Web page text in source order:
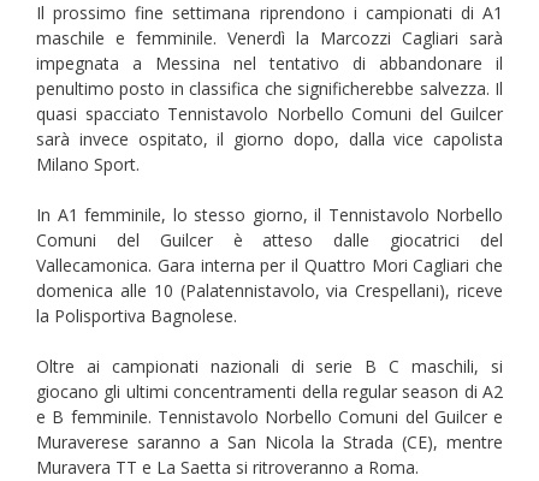
Il prossimo fine settimana riprendono i campionati di A1
maschile e femminile. Venerdì la Marcozzi Cagliari sarà
impegnata a Messina nel tentativo di abbandonare il
penultimo posto in classifica che significherebbe salvezza. Il
quasi spacciato Tennistavolo Norbello Comuni del Guilcer
sarà invece ospitato, il giorno dopo, dalla vice capolista
Milano Sport.
In A1 femminile, lo stesso giorno, il Tennistavolo Norbello
Comuni del Guilcer è atteso dalle giocatrici del
Vallecamonica. Gara interna per il Quattro Mori Cagliari che
domenica alle 10 (Palatennistavolo, via Crespellani), riceve
la Polisportiva Bagnolese.
Oltre ai campionati nazionali di serie B C maschili, si
giocano gli ultimi concentramenti della regular season di A2
e B femminile. Tennistavolo Norbello Comuni del Guilcer e
Muraverese saranno a San Nicola la Strada (CE), mentre
Muravera TT e La Saetta si ritroveranno a Roma.